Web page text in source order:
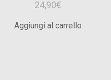
24,90€
Aggiungi al carrello